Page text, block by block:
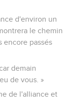
d'environ un
le chemin
encore passés
demain
de vous. »
de l'alliance et